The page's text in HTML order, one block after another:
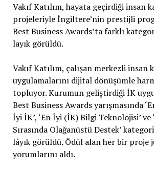
Vakıf Katılım, hayata geçirdiği insan
projeleriyle İngiltere’nin prestijli
Best Business Awards’ta farklı
layık görüldü.
Vakıf Katılım, çalışan merkezli insan
uygulamalarını dijital dönüşümle
topluyor. Kurumun geliştirdiği İK
Best Business Awards yarışmasında
İyi İK’, ‘En İyi (İK) Bilgi Teknolojisi’ ve
Sırasında Olağanüstü Destek’
lâyık görüldü. Ödül alan her bir proje
yorumlarını aldı.